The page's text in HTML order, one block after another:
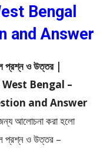
Bengal
and Answer
প্রশ্ন ও উত্তর |
Bengal –
and Answer
আলোচনা করা হলো
প্রশ্ন ও উত্তর –